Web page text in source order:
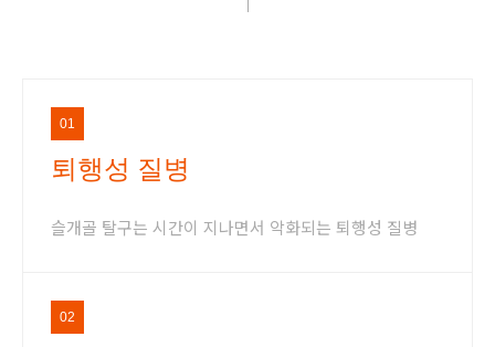
01
퇴행성 질병
슬개골 탈구는 시간이 지나면서 악화되는 퇴행성 질병
02